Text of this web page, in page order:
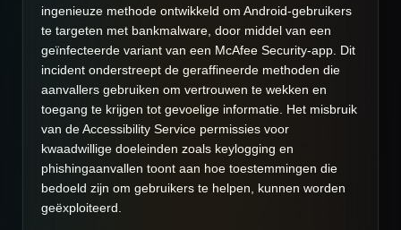
ingenieuze methode ontwikkeld om Android-gebruikers
te targeten met bankmalware, door middel van een
geïnfecteerde variant van een McAfee Security-app. Dit
incident onderstreept de geraffineerde methoden die
aanvallers gebruiken om vertrouwen te wekken en
toegang te krijgen tot gevoelige informatie. Het misbruik
van de Accessibility Service permissies voor
kwaadwillige doeleinden zoals keylogging en
phishingaanvallen toont aan hoe toestemmingen die
bedoeld zijn om gebruikers te helpen, kunnen worden
geëxploiteerd.